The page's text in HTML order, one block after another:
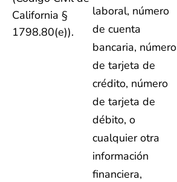
California §
1798.80(e)).
laboral, número
de cuenta
bancaria, número
de tarjeta de
crédito, número
de tarjeta de
débito, o
cualquier otra
información
financiera,